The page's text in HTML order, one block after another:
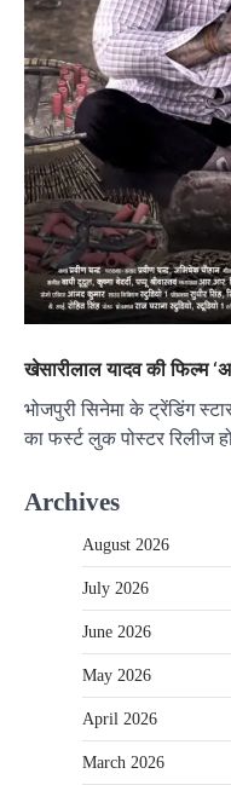
खेसारीलाल यादव की फिल्म
भोजपुरी सिनेमा के ट्रेंडिंग
का फर्स्ट लुक पोस्टर रिलीज
Archives
August 2026
July 2026
June 2026
May 2026
April 2026
March 2026